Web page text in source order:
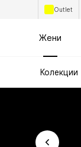
Outlet
Жени
Колекции